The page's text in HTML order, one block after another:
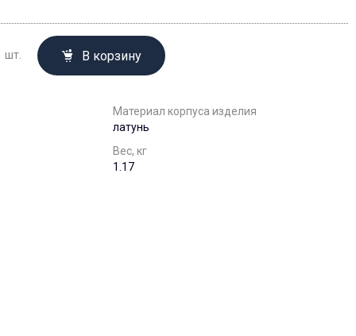
шт. В корзину
Материал корпуса изделия
латунь
Вес, кг
1.17